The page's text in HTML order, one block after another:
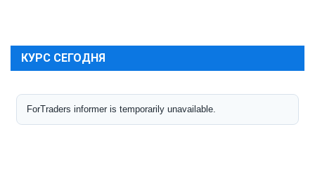
КУРС СЕГОДНЯ